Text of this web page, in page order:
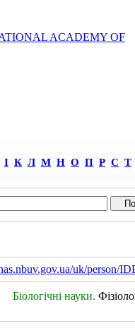
ACADEMY OF
І К Л М Н О П Р С Т
uk/person/
Біологічні науки.